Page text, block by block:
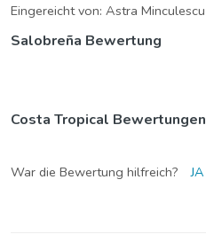
Eingereicht von: Astra Minculescu
Salobreña Bewertung
Costa Tropical Bewertungen
War die Bewertung hilfreich? JA